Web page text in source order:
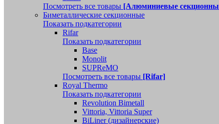
Посмотреть все товары [Алюминиевые
Биметаллические секционные
Показать подкатегории
Rifar
Показать подкатегории
Base
Monolit
SUPReMO
Посмотреть все товары [Rifar]
Royal Thermo
Показать подкатегории
Revolution Bimetall
Vittoria, Vittoria Super
BiLiner (дизайнерские)